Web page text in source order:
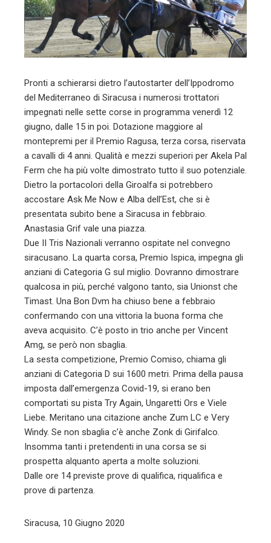
Pronti a schierarsi dietro l’autostarter dell’Ippodromo
del Mediterraneo di Siracusa i numerosi trottatori
impegnati nelle sette corse in programma venerdì 12
giugno, dalle 15 in poi. Dotazione maggiore al
montepremi per il Premio Ragusa, terza corsa, riservata
a cavalli di 4 anni. Qualità e mezzi superiori per Akela Pal
Ferm che ha più volte dimostrato tutto il suo potenziale.
Dietro la portacolori della Giroalfa si potrebbero
accostare Ask Me Now e Alba dell’Est, che si è
presentata subito bene a Siracusa in febbraio.
Anastasia Grif vale una piazza.
Due II Tris Nazionali verranno ospitate nel convegno
siracusano. La quarta corsa, Premio Ispica, impegna gli
anziani di Categoria G sul miglio. Dovranno dimostrare
qualcosa in più, perché valgono tanto, sia Unionst che
Timast. Una Bon Dvm ha chiuso bene a febbraio
confermando con una vittoria la buona forma che
aveva acquisito. C’è posto in trio anche per Vincent
Amg, se però non sbaglia.
La sesta competizione, Premio Comiso, chiama gli
anziani di Categoria D sui 1600 metri. Prima della pausa
imposta dall’emergenza Covid-19, si erano ben
comportati su pista Try Again, Ungaretti Ors e Viele
Liebe. Meritano una citazione anche Zum LC e Very
Windy. Se non sbaglia c’è anche Zonk di Girifalco.
Insomma tanti i pretendenti in una corsa se si
prospetta alquanto aperta a molte soluzioni.
Dalle ore 14 previste prove di qualifica, riqualifica e
prove di partenza.
Siracusa, 10 Giugno 2020